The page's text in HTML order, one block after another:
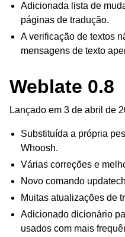
navigation of Instruções de
Adicionada lista de
páginas de tradução.
A verificação de textos
mensagens de texto
Weblate 0.8
Lançado em 3 de abril de
Substituída a própria
Whoosh.
Várias correções e
Novo comando
Muitas atualizações de
Adicionado dicionário
usados com mais